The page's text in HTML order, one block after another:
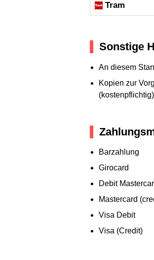
Tram
Sonstige
An diesem
Kopien zur
Barzahlung
Girocard
Debit
Mastercard
Visa Debit
Visa (Credit)